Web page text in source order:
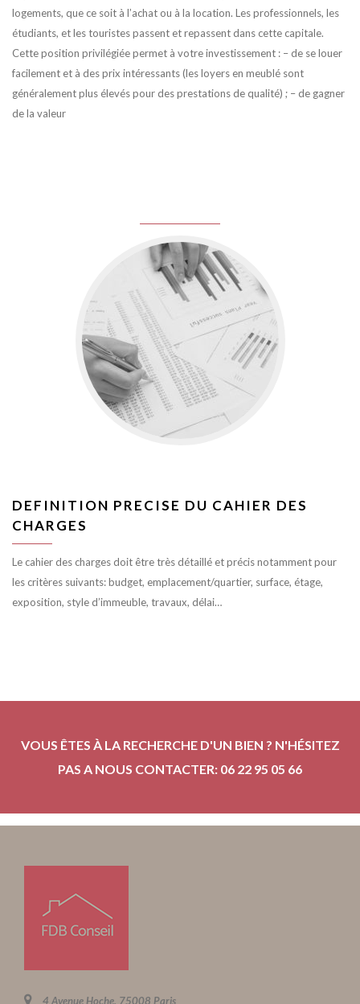
logements, que ce soit à l’achat ou à la location. Les professionnels, les
étudiants, et les touristes passent et repassent dans cette capitale.
Cette position privilégiée permet à votre investissement : – de se louer
facilement et à des prix intéressants (les loyers en meublé sont
généralement plus élevés pour des prestations de qualité) ; – de gagner
de la valeur
DEFINITION PRECISE DU CAHIER DES
CHARGES
Le cahier des charges doit être très détaillé et précis notamment pour
les critères suivants: budget, emplacement/quartier, surface, étage,
exposition, style d’immeuble, travaux, délai…
VOUS ÊTES À LA RECHERCHE D'UN BIEN ? N'HÉSITEZ
PAS A NOUS CONTACTER: 06 22 95 05 66
4 Avenue Hoche, 75008 Paris